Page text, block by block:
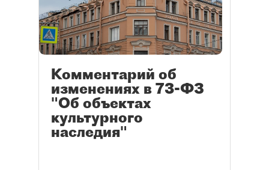
Комментарий об
изменениях в 73-ФЗ
"Об объектах
культурного
наследия"